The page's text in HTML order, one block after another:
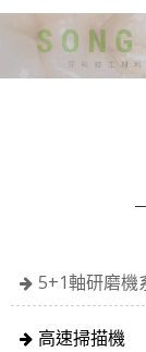
5+1軸研磨機
高速掃描機